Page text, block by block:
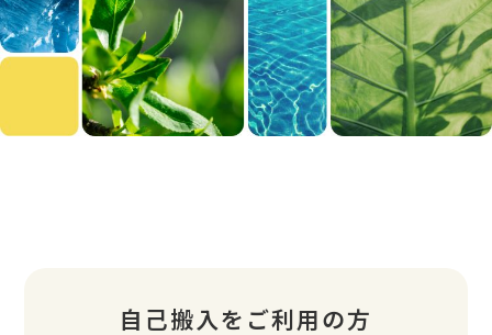
自己搬入をご利用の方